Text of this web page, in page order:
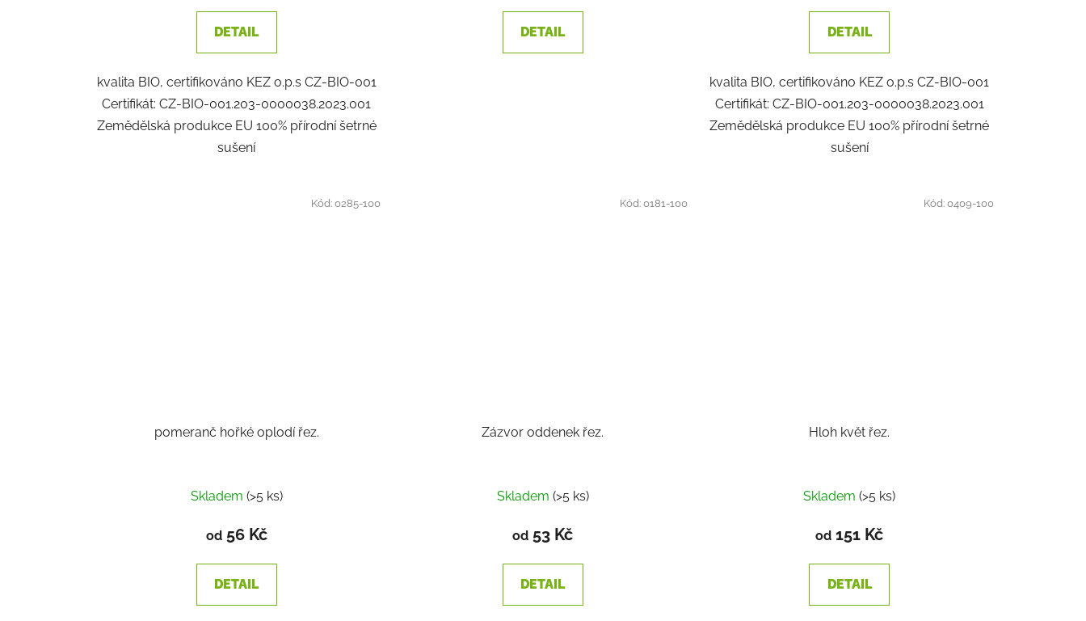
DETAIL
kvalita BIO, certifikováno KEZ o.p.s CZ-BIO-001
Certifikát: CZ-BIO-001.203-0000038.2023.001
Zemědělská produkce EU 100% přírodní šetrné
sušení
DETAIL DETAIL
kvalita BIO, certifikováno KEZ o.p.s CZ-BIO-001
Certifikát: CZ-BIO-001.203-0000038.2023.001
Zemědělská produkce EU 100% přírodní šetrné
sušení
pomeranč hořké oplodí řez.
Skladem (>5 ks)
od56 Kč
DETAIL
Kód:0285-100
Zázvor oddenek řez.
Skladem (>5 ks)
od 53 Kč
DETAIL
Kód:0181-100
Hloh květ řez.
Skladem(>5 ks)
od 151 Kč
DETAIL
Kód:0409-100